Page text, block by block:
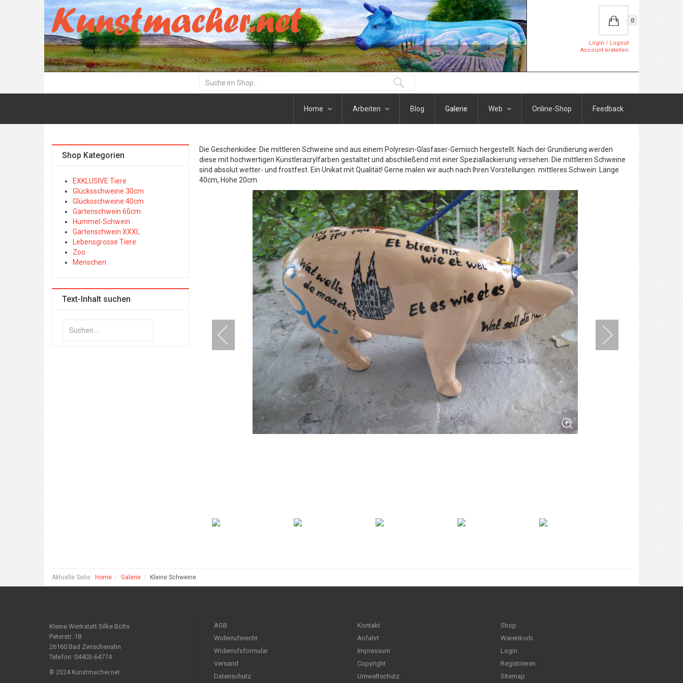
0
Login / Logout
Account erstellen
Home Arbeiten Blog Galerie Web Online-Shop Feedback
Die Geschenkidee: Die mittleren Schweine sind aus einem Polyresin-Glasfaser-Gemisch hergestellt. Nach der Grundierung werden
diese mit hochwertigen Künstleracrylfarben gestaltet und abschließend mit einer Speziallackierung versehen. Die mittleren Schweine
sind absolut wetter- und frostfest. Ein Unikat mit Qualität! Gerne malen wir auch nach Ihren Vorstellungen. mittleres Schwein: Länge
40cm, Höhe 20cm.
Shop Kategorien
EXKLUSIVE Tiere
Glücksschweine 30cm
Glücksschweine 40cm
Gartenschwein 60cm
Hummel-Schwein
Gartenschwein XXXL
Lebensgrosse Tiere
Zoo
Menschen
Text-Inhalt suchen
Aktuelle Seite: Home Galerie Kleine Schweine
Kleine Werkstatt Silke Bölts
Peterstr. 18
26160 Bad Zwischenahn
Telefon: 04403-64774
© 2024 Kunstmacher.net
AGB
Widerrufsrecht
Widerrufsformular
Versand
Datenschutz
Kontakt
Anfahrt
Impressum
Copyright
Umweltschutz
Shop
Warenkorb
Login
Registrieren
Sitemap